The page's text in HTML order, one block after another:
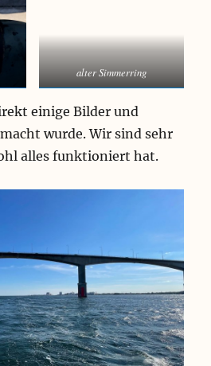
alter Simmerring
einige Bilder und
wurde. Wir sind sehr
alles funktioniert hat.